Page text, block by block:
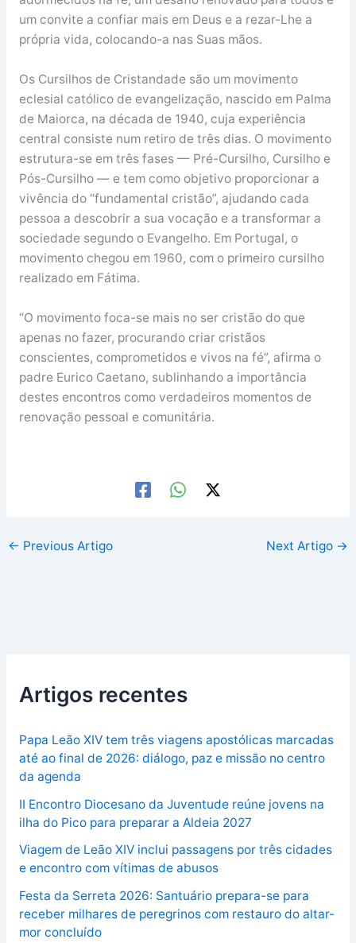
um convite a confiar mais em Deus e a rezar-Lhe a
própria vida, colocando-a nas Suas mãos.
Os Cursilhos de Cristandade são um movimento
eclesial católico de evangelização, nascido em Palma
de Maiorca, na década de 1940, cuja experiência
central consiste num retiro de três dias. O movimento
estrutura-se em três fases — Pré-Cursilho, Cursilho e
Pós-Cursilho — e tem como objetivo proporcionar a
vivência do “fundamental cristão”, ajudando cada
pessoa a descobrir a sua vocação e a transformar a
sociedade segundo o Evangelho. Em Portugal, o
movimento chegou em 1960, com o primeiro cursilho
realizado em Fátima.
“O movimento foca-se mais no ser cristão do que
apenas no fazer, procurando criar cristãos
conscientes, comprometidos e vivos na fé”, afirma o
padre Eurico Caetano, sublinhando a importância
destes encontros como verdadeiros momentos de
renovação pessoal e comunitária.
← Previous Artigo Next Artigo →
Artigos recentes
Papa Leão XIV tem três viagens apostólicas marcadas
até ao final de 2026: diálogo, paz e missão no centro
da agenda
II Encontro Diocesano da Juventude reúne jovens na
ilha do Pico para preparar a Aldeia 2027
Viagem de Leão XIV inclui passagens por três cidades
e encontro com vítimas de abusos
Festa da Serreta 2026: Santuário prepara-se para
receber milhares de peregrinos com restauro do altar-
mor concluído